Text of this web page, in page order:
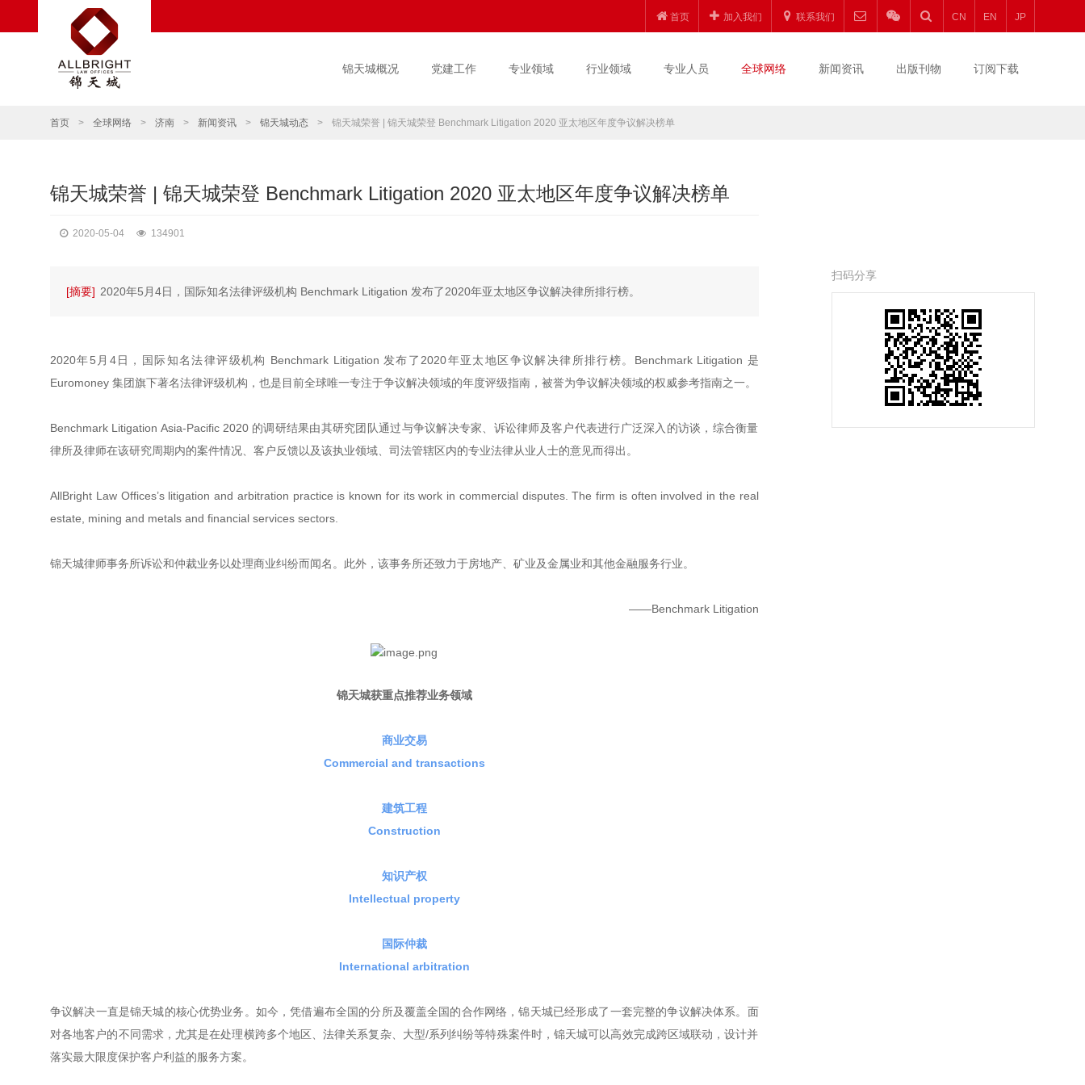
首页 加入我们 联系我们 CN EN JP
锦天城概况 党建工作 专业领域 行业领域 专业人员 全球网络 新闻资讯 出版刊物 订阅下载
首页 > 全球网络 > 济南 > 新闻资讯 > 锦天城动态 > 锦天城荣誉 | 锦天城荣登 Benchmark Litigation 2020 亚太地区年度争议解决榜单
锦天城荣誉 | 锦天城荣登 Benchmark Litigation 2020 亚太地区年度争议解决榜单
2020-05-04 134901
[摘要] 2020年5月4日，国际知名法律评级机构 Benchmark Litigation 发布了2020年亚太地区争议解决律所排行榜。
2020年5月4日，国际知名法律评级机构 Benchmark Litigation 发布了2020年亚太地区争议解决律所排行榜。Benchmark Litigation 是
Euromoney 集团旗下著名法律评级机构，也是目前全球唯一专注于争议解决领域的年度评级指南，被誉为争议解决领域的权威参考指南之一。
Benchmark Litigation Asia-Pacific 2020 的调研结果由其研究团队通过与争议解决专家、诉讼律师及客户代表进行广泛深入的访谈，综合衡量
律所及律师在该研究周期内的案件情况、客户反馈以及该执业领域、司法管辖区内的专业法律从业人士的意见而得出。
AllBright Law Offices’s litigation and arbitration practice is known for its work in commercial disputes. The firm is often involved in the real
estate, mining and metals and financial services sectors.
锦天城律师事务所诉讼和仲裁业务以处理商业纠纷而闻名。此外，该事务所还致力于房地产、矿业及金属业和其他金融服务行业。
——Benchmark Litigation
锦天城获重点推荐业务领域
商业交易
Commercial and transactions
建筑工程
Construction
知识产权
Intellectual property
国际仲裁
International arbitration
争议解决一直是锦天城的核心优势业务。如今，凭借遍布全国的分所及覆盖全国的合作网络，锦天城已经形成了一套完整的争议解决体系。面
对各地客户的不同需求，尤其是在处理横跨多个地区、法律关系复杂、大型/系列纠纷等特殊案件时，锦天城可以高效完成跨区域联动，设计并
落实最大限度保护客户利益的服务方案。
扫码分享